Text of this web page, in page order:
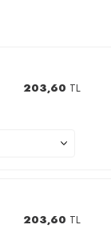
203,60 TL
203,60 TL